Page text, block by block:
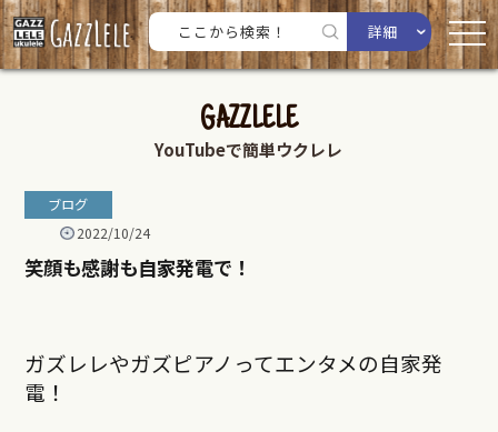
詳細
GAZZLELE
YouTubeで簡単ウクレレ
ブログ
2022/10/24
笑顔も感謝も自家発電で！
ガズレレやガズピアノってエンタメの自家発
電！